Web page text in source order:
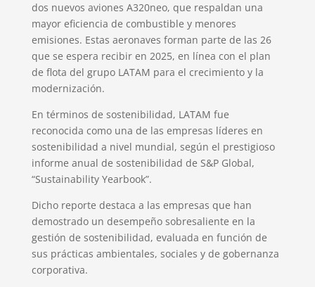
dos nuevos aviones A320neo, que respaldan una
mayor eficiencia de combustible y menores
emisiones. Estas aeronaves forman parte de las 26
que se espera recibir en 2025, en línea con el plan
de flota del grupo LATAM para el crecimiento y la
modernización.
En términos de sostenibilidad, LATAM fue
reconocida como una de las empresas líderes en
sostenibilidad a nivel mundial, según el prestigioso
informe anual de sostenibilidad de S&P Global,
“Sustainability Yearbook”.
Dicho reporte destaca a las empresas que han
demostrado un desempeño sobresaliente en la
gestión de sostenibilidad, evaluada en función de
sus prácticas ambientales, sociales y de gobernanza
corporativa.